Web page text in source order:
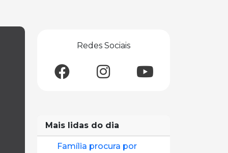
Redes Sociais
Mais lidas do dia
Família procura por